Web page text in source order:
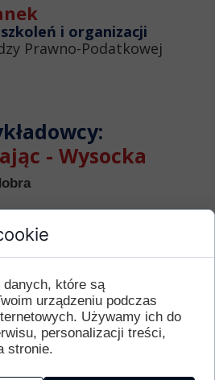
- Wysocka
Anna
i organizacji
Prawno-Podatkowej
danych, które są
urządzeniu podczas
Używamy ich do
personalizacji treści,
stronie.